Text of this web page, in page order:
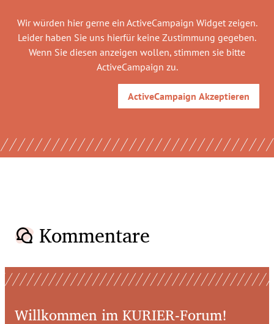
Wir würden hier gerne ein ActiveCampaign Widgetzeigen.
Leider haben Sie uns hierfür keine Zustimmung gegeben.
Wenn Sie diesen anzeigen wollen, stimmen sie bitte
ActiveCampaign zu.
ActiveCampaign Akzeptieren
Kommentare